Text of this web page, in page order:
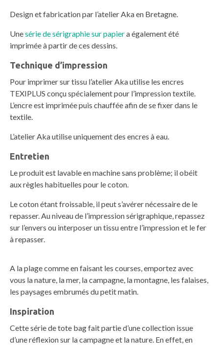
Design et fabrication par l’atelier Aka en Bretagne.
Unesérie de sérigraphie sur papiera également été
imprimée à partir de ces dessins.
Technique d’impression
Pour imprimer sur tissu l’atelier Aka utilise les encres
TEXIPLUS conçu spécialement pour l’impression textile.
L’encre est imprimée puis chauffée afin de se fixer dans le
textile.
L’atelier Aka utilise uniquement des encres à eau.
Entretien
Le produit est lavable en machine sans problème; il obéit
aux règles habituelles pour le coton.
Le coton étant froissable, il peut s’avérer nécessaire de le
repasser. Au niveau de l’impression sérigraphique, repassez
sur l’envers ou interposer un tissu entre l’impression et le fer
à repasser.
A la plage comme en faisant les courses, emportez avec
vous la nature, la mer, la campagne, la montagne, les falaises,
les paysages embrumés du petit matin.
Inspiration
Cette série de tote bag fait partie d’une collection issue
d’une réflexion sur la campagne et la nature. En effet, en